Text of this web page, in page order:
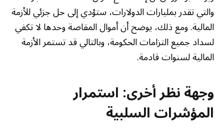
والتي تقدر بمليارات الدولارات، ستؤدي إلى حل جزئي للأزمة
المالية. ومع ذلك، يوضح أن أموال المقاصة وحدها لا تكفي
لسداد جميع التزامات الحكومة، وبالتالي قد تستمر الأزمة
المالية لسنوات قادمة.
وجهة نظر أخرى: استمرار
المؤشرات السلبية